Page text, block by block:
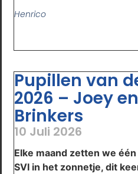
Henrico
Pupillen van
2026 – Joey
Brinkers
10 Juli 2026
Elke maand zetten we
SVI in het zonnetje, dit